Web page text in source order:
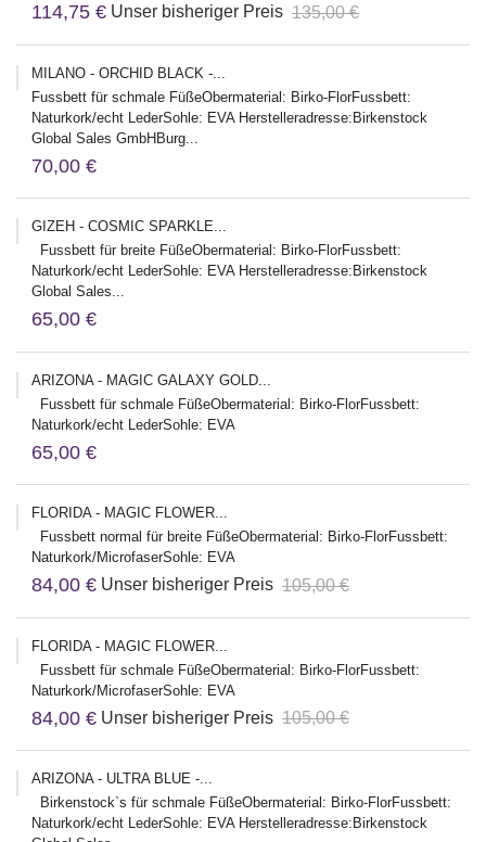
114,75 € Unser bisheriger Preis 135,00 €
MILANO - ORCHID BLACK -...
Fussbett für schmale FüßeObermaterial: Birko-FlorFussbett:
Naturkork/echt LederSohle: EVA Herstelleradresse:Birkenstock
Global Sales GmbHBurg...
70,00 €
GIZEH - COSMIC SPARKLE...
Fussbett für breite FüßeObermaterial: Birko-FlorFussbett:
Naturkork/echt LederSohle: EVA Herstelleradresse:Birkenstock
Global Sales...
65,00 €
ARIZONA - MAGIC GALAXY GOLD...
Fussbett für schmale FüßeObermaterial: Birko-FlorFussbett:
Naturkork/echt LederSohle: EVA
65,00 €
FLORIDA - MAGIC FLOWER...
Fussbett normal für breite FüßeObermaterial: Birko-FlorFussbett:
Naturkork/MicrofaserSohle: EVA
84,00 € Unser bisheriger Preis 105,00 €
FLORIDA - MAGIC FLOWER...
Fussbett für schmale FüßeObermaterial: Birko-FlorFussbett:
Naturkork/MicrofaserSohle: EVA
84,00 € Unser bisheriger Preis 105,00 €
ARIZONA - ULTRA BLUE -...
Birkenstock`s für schmale FüßeObermaterial: Birko-FlorFussbett:
Naturkork/echt LederSohle: EVA Herstelleradresse:Birkenstock